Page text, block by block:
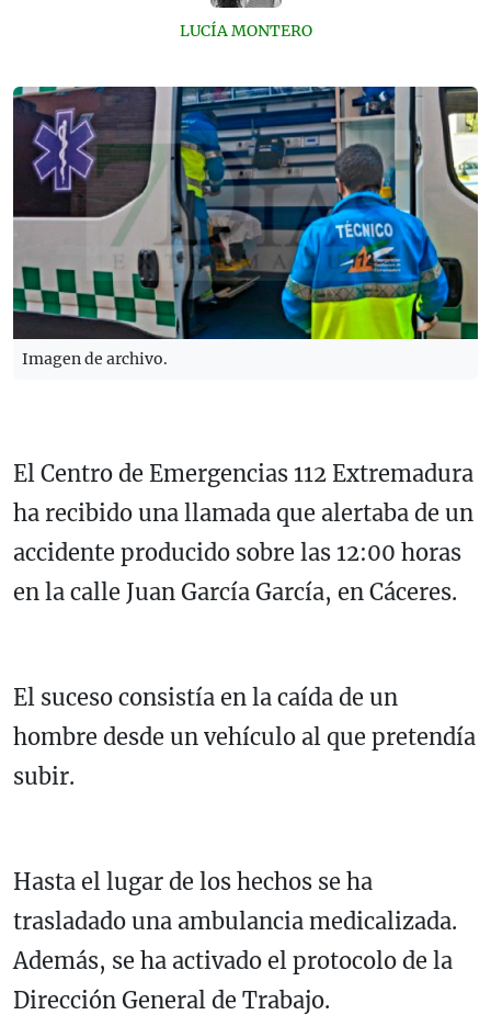
LUCÍA MONTERO
Imagen de archivo.
El Centro de Emergencias 112 Extremadura
ha recibido una llamada que alertaba de un
accidente producido sobre las 12:00 horas
en la calle Juan García García, en Cáceres.
El suceso consistía en la caída de un
hombre desde un vehículo al que pretendía
subir.
Hasta el lugar de los hechos se ha
trasladado una ambulancia medicalizada.
Además, se ha activado el protocolo de la
Dirección General de Trabajo.